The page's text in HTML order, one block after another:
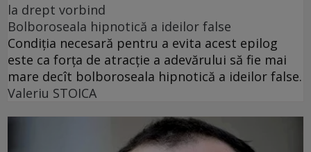
la drept vorbind
Bolboroseala hipnotică a ideilor false
Condiția necesară pentru a evita acest epilog
este ca forța de atracție a adevărului să fie mai
mare decît bolboroseala hipnotică a ideilor false.
Valeriu STOICA